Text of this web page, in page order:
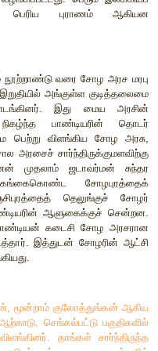
கல்வியை வளர்த்ததாகக்
போன்ற மரபு
திருவொற்றியூர்
பெரிய கோவிலில்
தமிழ் மரபு
இராஜராஜேஸ்வரம்,
கோவில் கட்டடக்கலை,
தன்னிகரற்ற
அதிகாரத்துக்கு
கருவறைமீது
80டன் எடை கொண்ட
குறும்
சோழ